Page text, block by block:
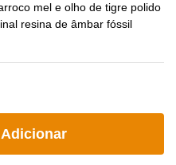
mel e olho de tigre polido
resina de âmbar fóssil
Adicionar